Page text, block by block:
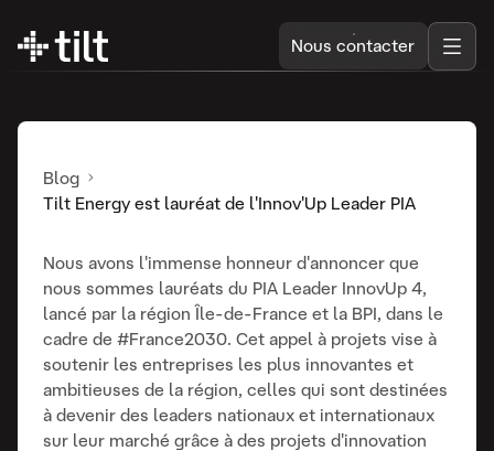
Nous contacter
Blog
Tilt Energy est lauréat de l'Innov'Up Leader PIA
Nous avons l'immense honneur d'annoncer que
nous sommes lauréats du PIA Leader InnovUp 4,
lancé par la région Île-de-France et la BPI, dans le
cadre de #France2030. Cet appel à projets vise à
soutenir les entreprises les plus innovantes et
ambitieuses de la région, celles qui sont destinées
à devenir des leaders nationaux et internationaux
sur leur marché grâce à des projets d'innovation